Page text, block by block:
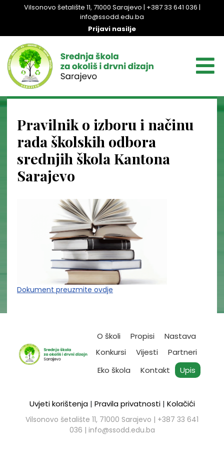
Vilsonovo šetalište 11, 71000 Sarajevo | +387 33 641 036 |
info@ssodd.edu.ba
Prijavi nasilje
Pravilnik o izboru i načinu
rada školskih odbora
srednjih škola Kantona
Sarajevo
Dokument preuzmite ovdje
O školi Propisi
Nastava
Konkursi
Vijesti
Partneri
Eko škola
Kontakt Upis
Uvjeti korištenja| Pravila privatnosti| Kolačići
Vilsonovo šetalište 11, 71000 Sarajevo | ​+387 33 641
036 | info@ssodd.edu.ba